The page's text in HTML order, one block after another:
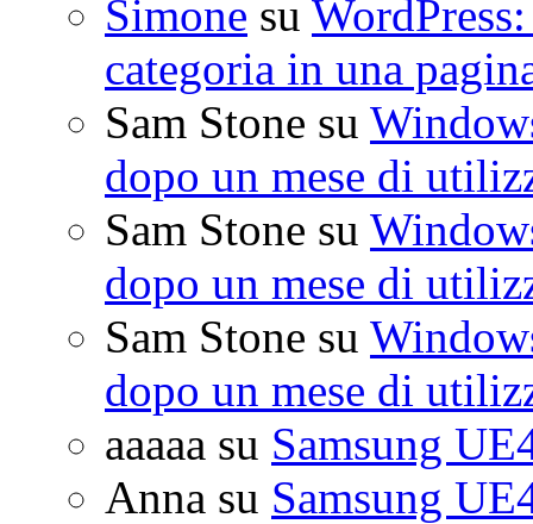
Simone su
categoria in una
Sam Stone su
dopo un mese di
Sam Stone su
dopo un mese di
Sam Stone su
dopo un mese di
aaaaa su Samsung
Anna su Samsung